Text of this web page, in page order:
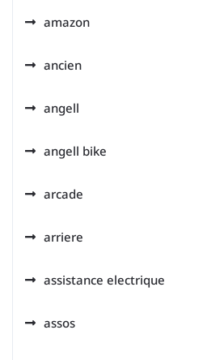
amazon
ancien
angell
angell bike
arcade
arriere
assistance electrique
assos